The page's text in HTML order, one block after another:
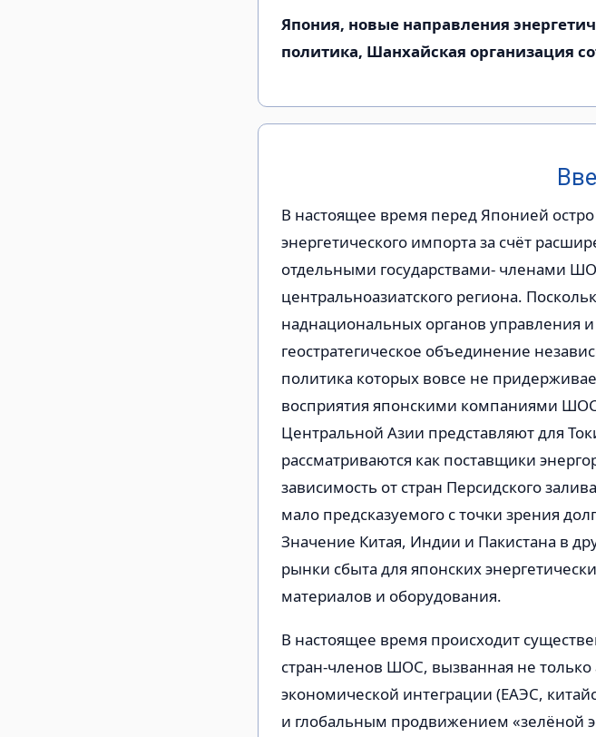
Япония, новые направления
политика, Шанхайская организация
В настоящее время перед Японией
энергетического импорта за счёт
отдельными государствами- членами
центральноазиатского региона.
наднациональных органов управления
геостратегическое объединение
политика которых вовсе не
восприятия японскими компаниями
Центральной Азии представляют для
рассматриваются как поставщики
зависимость от стран Персидского
мало предсказуемого с точки зрения
Значение Китая, Индии и Пакистана в
рынки сбыта для японских
материалов и оборудования.
В настоящее время происходит
стран-членов ШОС, вызванная не
экономической интеграции (ЕАЭС,
и глобальным продвижением «зелёной